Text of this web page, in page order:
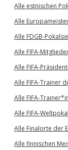
Alle estnischen
Alle
Alle FDGB-
Alle FIFA-
Alle FIFA-
Alle FIFA-Trainer
Alle FIFA-
Alle FIFA-
Alle Finalorte der
Alle finnischen